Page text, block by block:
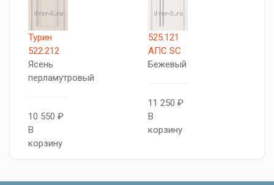
Турин
522.212
Ясень
перламутровый
10 550 ₽
В
корзину
525.121
АПС SC
Бежевый
11 250 ₽
В
корзину